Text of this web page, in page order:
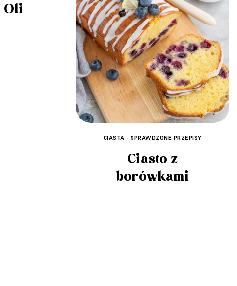
Oli
CIASTA - SPRAWDZONE PRZEPISY
Ciasto z
borówkami